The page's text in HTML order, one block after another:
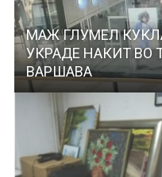
МАЖ ГЛУМЕЛ
УКРАДЕ НАКИТ ВО
ВАРШАВА